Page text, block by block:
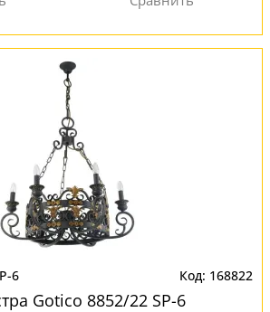
6 168822
Gotico 8852/22 SP-6